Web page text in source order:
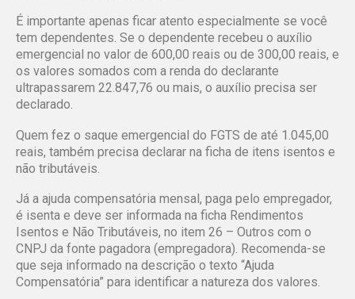
É importante apenas ficar atento especialmente se você
tem dependentes. Se o dependente recebeu o auxílio
emergencial no valor de 600,00 reais ou de 300,00 reais, e
os valores somados com a renda do declarante
ultrapassarem 22.847,76 ou mais, o auxílio precisa ser
declarado.
Quem fez o saque emergencial do FGTS de até 1.045,00
reais, também precisa declarar na ficha de itens isentos e
não tributáveis.
Já a ajuda compensatória mensal, paga pelo empregador,
é isenta e deve ser informada na ficha Rendimentos
Isentos e Não Tributáveis, no item 26 – Outros com o
CNPJ da fonte pagadora (empregadora). Recomenda-se
que seja informado na descrição o texto “Ajuda
Compensatória” para identificar a natureza dos valores.